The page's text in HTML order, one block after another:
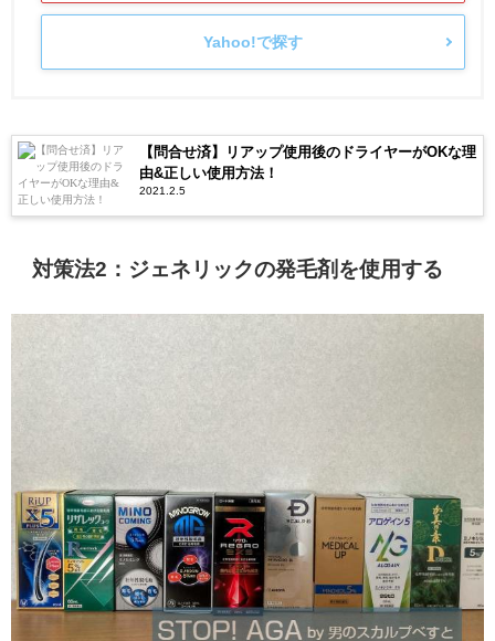
Yahoo!で探す
【問合せ済】リアップ使用後のドライヤーがOKな理
由&正しい使用方法！
2021.2.5
対策法2：ジェネリックの発毛剤を使用する